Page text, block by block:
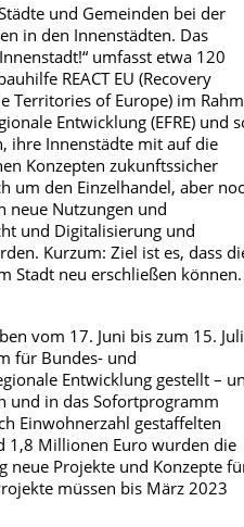
und Gemeinden bei der
in den Innenstädten. Das
umfasst etwa 120
REACT EU (Recovery
Territories of Europe) im
Entwicklung (EFRE) und
ihre Innenstädte mit auf die
Konzepten zukunftssicher
um den Einzelhandel, aber
neue Nutzungen und
und Digitalisierung und
Kurzum: Ziel ist es, dass
Stadt neu erschließen können.
vom 17. Juni bis zum 15. Juli
für Bundes- und
Entwicklung gestellt –
und in das Sofortprogramm
Einwohnerzahl gestaffelten
1,8 Millionen Euro wurden die
neue Projekte und Konzepte
müssen bis März 2023